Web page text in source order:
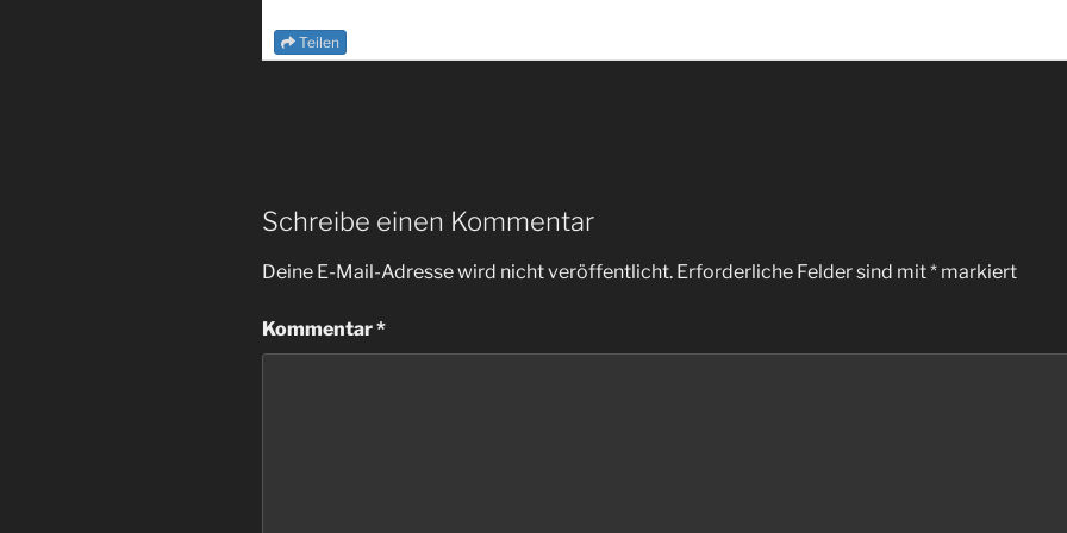
Teilen
Schreibe einen Kommentar
Deine E-Mail-Adresse wird nicht veröffentlicht. Erforderliche Felder sind mit* markiert
Kommentar*